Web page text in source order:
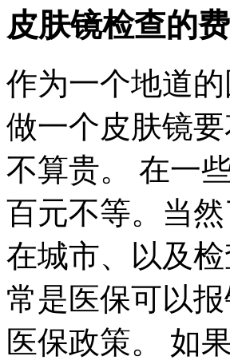
皮肤镜检查的
作为一个地道
做一个皮肤镜
不算贵。 在一
百元不等。当
在城市、以及
常是医保可以
医保政策。 如